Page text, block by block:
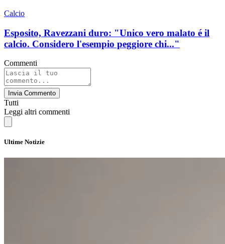
Calcio
Esposito, Ravezzani duro: "Unico vero malato é il
calcio. Considero l'esempio peggiore chi..."
Commenti
Invia Commento
Tutti
Leggi altri commenti
Ultime Notizie